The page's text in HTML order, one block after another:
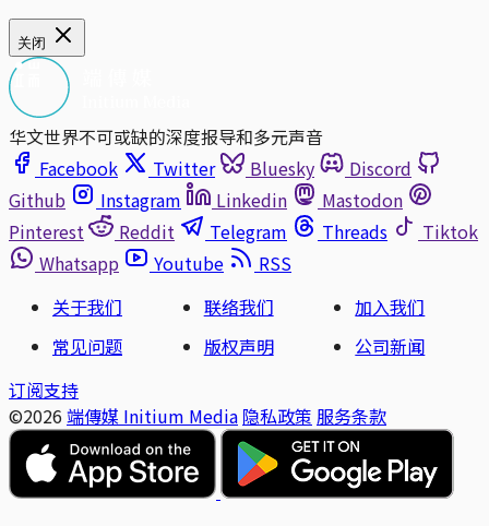
关闭
华文世界不可或缺的深度报导和多元声音
Facebook
Twitter Bluesky
Discord
Github
Instagram Linkedin
Mastodon
Pinterest
Reddit Telegram Threads
Tiktok
Whatsapp
Youtube
RSS
关于我们
联络我们
加入我们
常见问题
版权声明
公司新闻
订阅支持
©2026 端傳媒 Initium Media 隐私政策 服务条款